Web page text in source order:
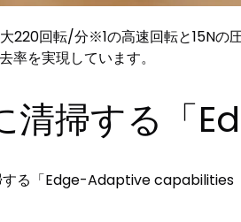
回転/分※1の高速回転と15Nの
を実現しています。
清掃する「
る「Edge-Adaptive capabilities